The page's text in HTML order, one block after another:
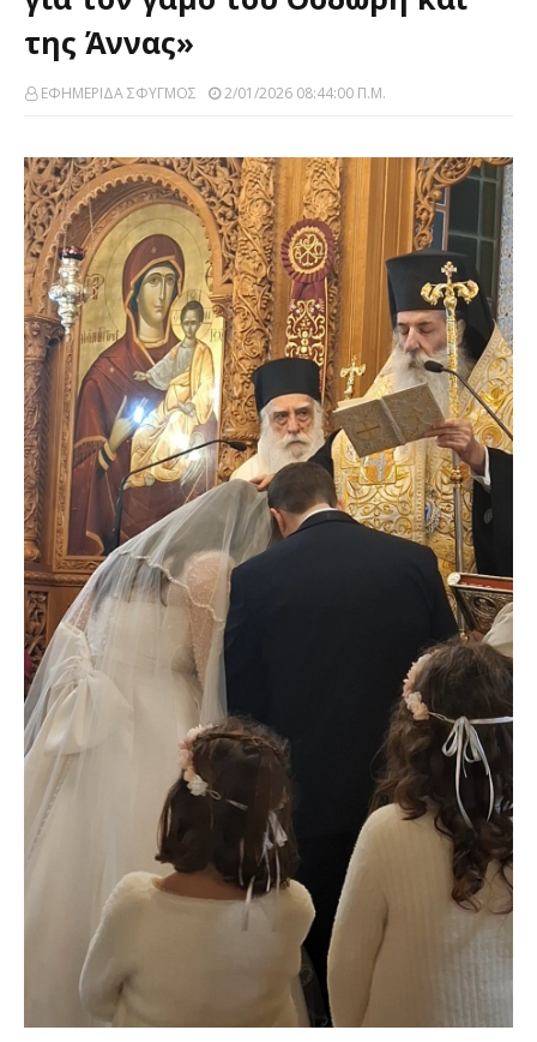
της Άννας»
ΕΦΗΜΕΡΙΔΑ ΣΦΥΓΜΟΣ 2/01/2026 08:44:00 Π.μ.